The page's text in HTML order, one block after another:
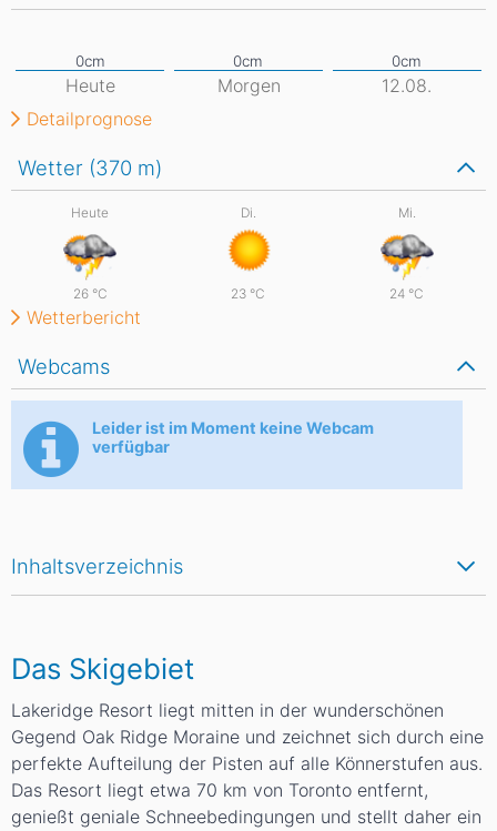
Inhaltsverzeichnis
Das Skigebiet
Lakeridge Resort liegt mitten in der wunderschönen
Gegend Oak Ridge Moraine und zeichnet sich durch eine
perfekte Aufteilung der Pisten auf alle Könnerstufen aus.
Das Resort liegt etwa 70 km von Toronto entfernt,
genießt geniale Schneebedingungen und stellt daher ein
Wetter (370 m)
Heute
26 °C
Di.
23 °C
Mi.
24 °C
Wetterbericht
Webcams
Leider ist im Moment keine Webcam
verfügbar
Heute Morgen
12.08.
Detailprognose